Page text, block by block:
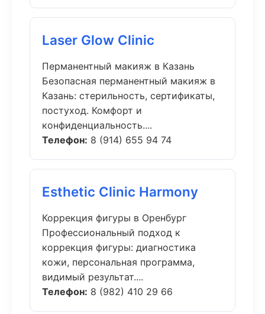
Laser Glow Clinic
Перманентный макияж в Казань
Безопасная перманентный макияж в
Казань: стерильность, сертификаты,
постуход. Комфорт и
конфиденциальность....
Телефон: 8 (914) 655 94 74
Esthetic Clinic Harmony
Коррекция фигуры в Оренбург
Профессиональный подход к
коррекция фигуры: диагностика
кожи, персональная программа,
видимый результат....
Телефон: 8 (982) 410 29 66